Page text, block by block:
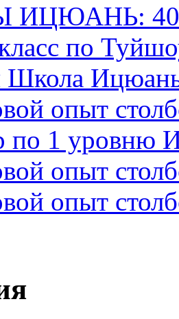
ИЦЮАНЬ:
по
Школа
опыт
по 1 уровню
опыт
опыт